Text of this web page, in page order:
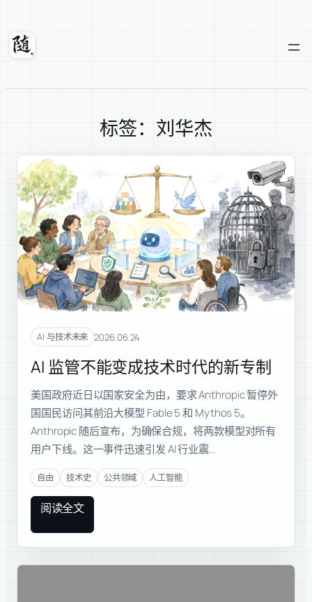
内
随轩
标签：刘华杰
AI 与技术未来 2026.06.24
AI 监管不能变成技术时代的新专制
美国政府近日以国家安全为由，要求 Anthropic 暂停外
国国民访问其前沿大模型 Fable 5 和 Mythos 5。
Anthropic 随后宣布，为确保合规，将两款模型对所有
用户下线。这一事件迅速引发 AI 行业震…
自由 技术史 公共领域 人工智能
阅读全文